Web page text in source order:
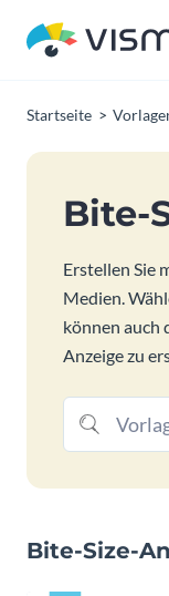
Startseite
Bite-
Erstellen Sie
Medien.
können auch
Anzeige zu
Bite-Size-